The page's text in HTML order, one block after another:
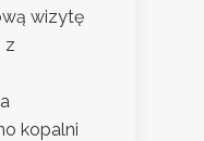
wizytę
z
kopalni